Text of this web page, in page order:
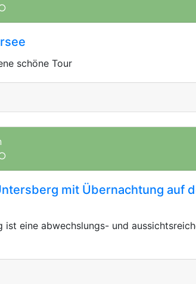
schöne Tour
mit Übernachtung auf
ist eine abwechslungs- und